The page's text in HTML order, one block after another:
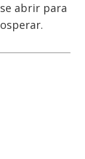
abrir para